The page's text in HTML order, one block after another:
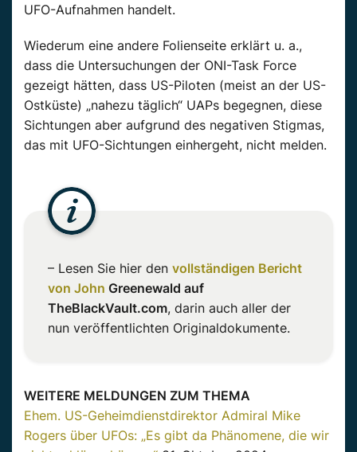
UFO-Aufnahmen handelt.
Wiederum eine andere Folienseite erklärt u. a.,
dass die Untersuchungen der ONI-Task Force
gezeigt hätten, dass US-Piloten (meist an der US-
Ostküste) „nahezu täglich“ UAPs begegnen, diese
Sichtungen aber aufgrund des negativen Stigmas,
das mit UFO-Sichtungen einhergeht, nicht melden.
– Lesen Sie hier den vollständigen Bericht
von John Greenewald auf
TheBlackVault.com, darin auch aller der
nun veröffentlichten Originaldokumente.
WEITERE MELDUNGEN ZUM THEMA
Ehem. US-Geheimdienstdirektor Admiral Mike
Rogers über UFOs: „Es gibt da Phänomene, die wir